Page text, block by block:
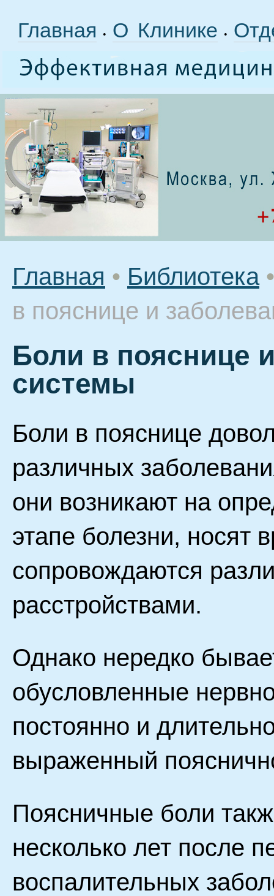
Главная • О Клинике •
Главная • Библиотека •
в пояснице и
Боли в пояснице
системы
Боли в пояснице
различных
они возникают на
этапе болезни, носят
сопровождаются
расстройствами.
Однако нередко
обусловленные
постоянно и
выраженный
Поясничные боли
несколько лет после
воспалительных